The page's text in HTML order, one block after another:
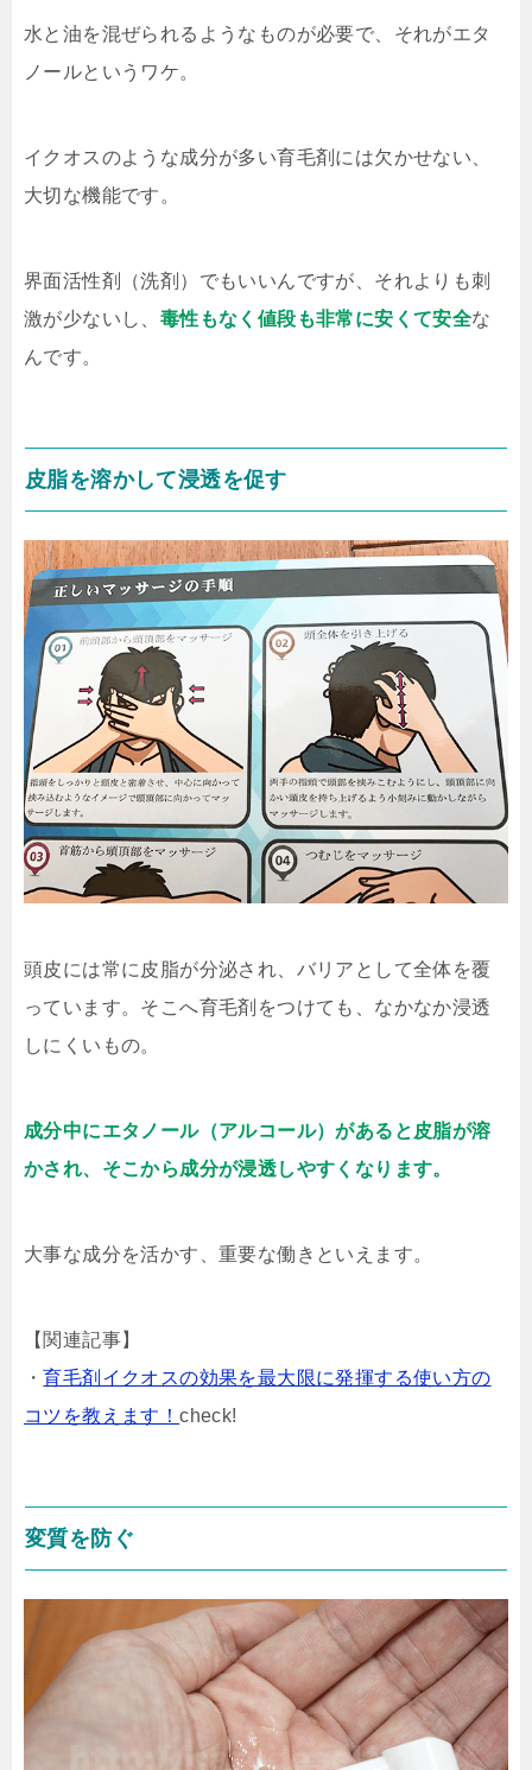
水と油を混ぜられるようなものが必要で、それがエタ
ノールというワケ。
イクオスのような成分が多い育毛剤には欠かせない、
大切な機能です。
界面活性剤（洗剤）でもいいんですが、それよりも刺
激が少ないし、 毒性もなく値段も非常に安くて安全な
んです。
皮脂を溶かして浸透を促す
頭皮には常に皮脂が分泌され、バリアとして全体を覆
っています。そこへ育毛剤をつけても、なかなか浸透
しにくいもの。
成分中にエタノール（アルコール）があると皮脂が溶
かされ、そこから成分が浸透しやすくなります。
大事な成分を活かす、重要な働きといえます。
【関連記事】
・育毛剤イクオスの効果を最大限に発揮する使い方の
コツを教えます！check!
変質を防ぐ